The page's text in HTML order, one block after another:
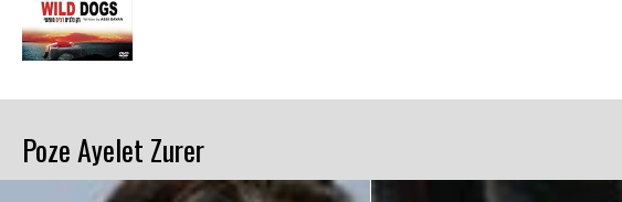
Poze Ayelet Zurer